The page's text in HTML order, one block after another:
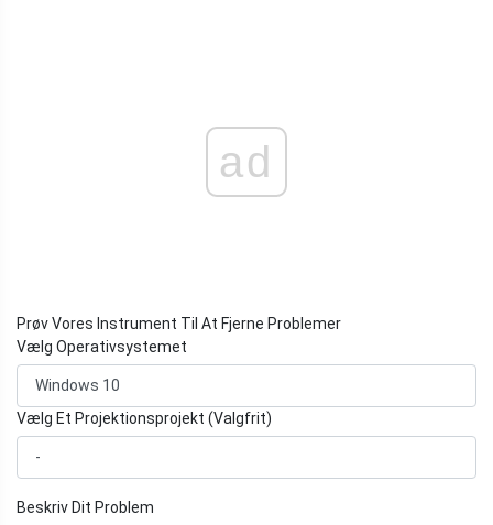
ad
Prøv Vores Instrument Til At Fjerne Problemer
Vælg Operativsystemet
Vælg Et Projektionsprojekt (Valgfrit)
Beskriv Dit Problem